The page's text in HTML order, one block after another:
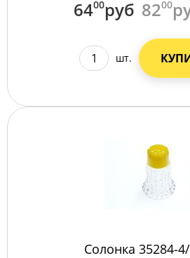
6400руб 8200
шт.
Солонка 35284-